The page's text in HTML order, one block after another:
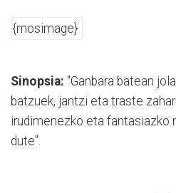
{mosimage}
Sinopsia: "Ganbara batean
batzuek, jantzi eta traste
irudimenezko eta fantasiazko
dute".